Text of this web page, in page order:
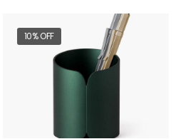
10% OFF